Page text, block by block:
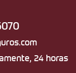
24 horas